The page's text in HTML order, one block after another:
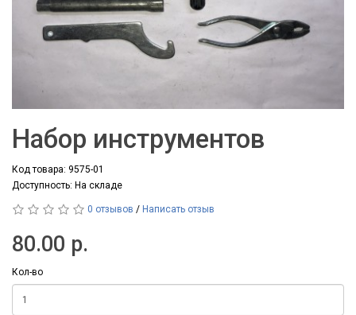
Набор инструментов
Код товара: 9575-01
Доступность: На складе
0 отзывов / Написать отзыв
80.00 р.
Кол-во